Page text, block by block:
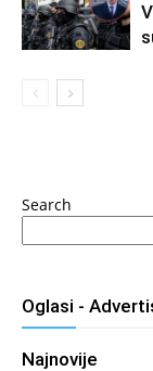
Search
Oglasi -
Najnovije